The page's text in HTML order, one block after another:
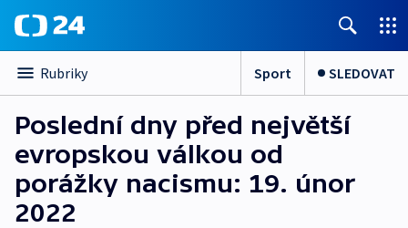
Rubriky Sport SLEDOVAT
Poslední dny před největší
evropskou válkou od
porážky nacismu: 19. únor
2022